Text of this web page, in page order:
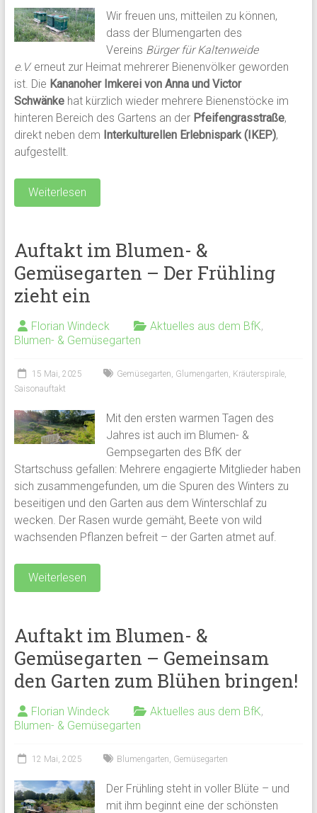
Wir freuen uns, mitteilen zu können,
dass der Blumengarten des
Vereins Bürger für Kaltenweide
e.V.erneut zur Heimat mehrerer Bienenvölker geworden
ist. Die Kananoher Imkerei von Anna und Victor
Schwänkehat kürzlich wieder mehrere Bienenstöcke im
hinteren Bereich des Gartens an der Pfeifengrasstraße,
direkt neben dem Interkulturellen Erlebnispark (IKEP),
aufgestellt.
Weiterlesen
Auftakt im Blumen- &
Gemüsegarten – Der Frühling
zieht ein
Florian Windeck Aktuelles aus dem BfK,
Blumen- & Gemüsegarten
15 Mai, 2025 Gemüsegarten, Glumengarten, Kräuterspirale,
Saisonauftakt
Mit den ersten warmen Tagen des
Jahres ist auch im Blumen- &
Gempsegarten des BfK der
Startschuss gefallen: Mehrere engagierte Mitglieder haben
sich zusammengefunden, um die Spuren des Winters zu
beseitigen und den Garten aus dem Winterschlaf zu
wecken. Der Rasen wurde gemäht, Beete von wild
wachsenden Pflanzen befreit – der Garten atmet auf.
Weiterlesen
Auftakt im Blumen- &
Gemüsegarten – Gemeinsam
den Garten zum Blühen bringen!
Florian Windeck Aktuelles aus dem BfK,
Blumen- & Gemüsegarten
12 Mai, 2025 Blumengarten, Gemüsegarten
Der Frühling steht in voller Blüte – und
mit ihm beginnt eine der schönsten